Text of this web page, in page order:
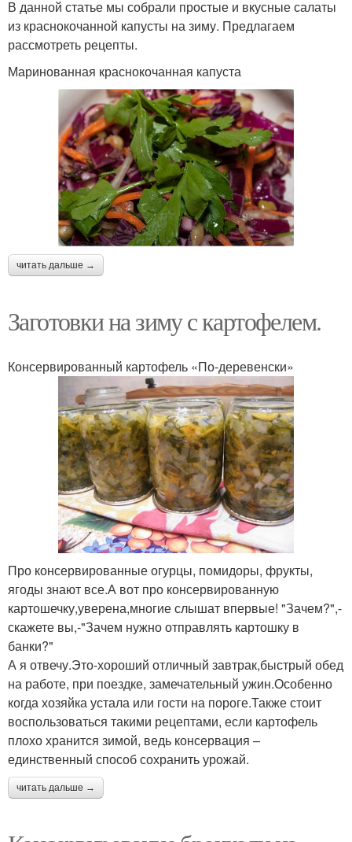
В данной статье мы собрали простые и вкусные салаты
из краснокочанной капусты на зиму. Предлагаем
рассмотреть рецепты.
Маринованная краснокочанная капуста
читать дальше →
Заготовки на зиму с картофелем.
Консервированный картофель «По-деревенски»
Про консервированные огурцы, помидоры, фрукты,
ягоды знают все.А вот про консервированную
картошечку,уверена,многие слышат впервые! "Зачем?",-
скажете вы,-"Зачем нужно отправлять картошку в
банки?"
А я отвечу.Это-хороший отличный завтрак,быстрый обед
на работе, при поездке, замечательный ужин.Особенно
когда хозяйка устала или гости на пороге.Также стоит
воспользоваться такими рецептами, если картофель
плохо хранится зимой, ведь консервация –
единственный способ сохранить урожай.
читать дальше →